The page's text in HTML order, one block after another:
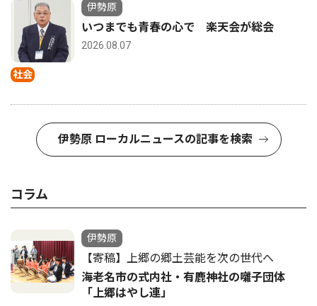
社会
伊勢原
いつまでも青春の心で 楽天会が総会
2026.08.07
伊勢原 ローカルニュースの記事を検索
コラム
伊勢原
【寄稿】上郷の郷土芸能を次の世代へ
海老名市の式内社・有鹿神社の囃子団体
「上郷はやし連」